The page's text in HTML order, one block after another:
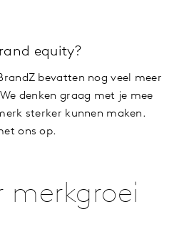
equity?
bevatten nog veel meer
denken graag met je mee
sterker kunnen maken.
ons op.
merkgroei